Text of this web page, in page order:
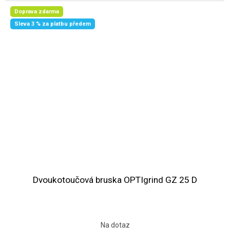
Doprava zdarma
Sleva 3 % za platbu předem
Dvoukotoučová bruska OPTIgrind GZ 25 D
Na dotaz